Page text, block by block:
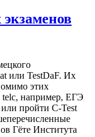
или TestDaF. Их
этих
telc, например, ЕГЭ
пройти C-Test
Гёте Института